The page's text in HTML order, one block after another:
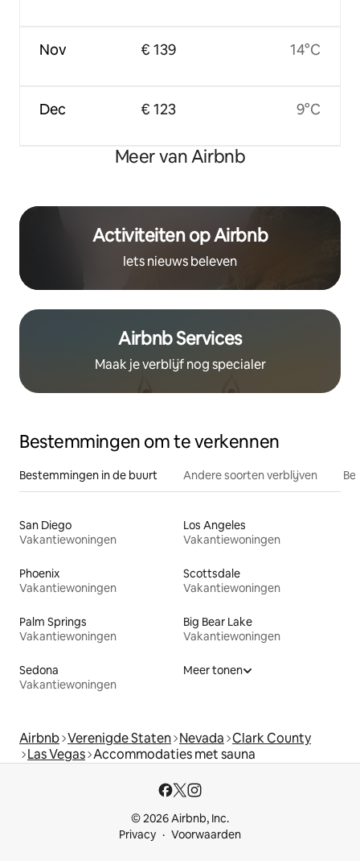
Nov
Dec
€ 139
€ 123
14°C
9°C
Meer van Airbnb
Activiteiten op Airbnb
Iets nieuws beleven
Airbnb Services
Maak je verblijf nog specialer
Bestemmingen om te verkennen
Bestemmingen in de buurt Andere soorten verblijven
San Diego
Vakantiewoningen
Los Angeles
Vakantiewoningen
Phoenix
Vakantiewoningen
Scottsdale
Vakantiewoningen
Palm Springs
Vakantiewoningen
Big Bear Lake
Vakantiewoningen
Sedona
Vakantiewoningen
Meer tonen
Airbnb Verenigde Staten Nevada Clark County
Las Vegas Accommodaties met sauna
© 2026 Airbnb, Inc.
Privacy
Voorwaarden